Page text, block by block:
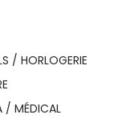
/ HORLOGERIE
/ MÉDICAL